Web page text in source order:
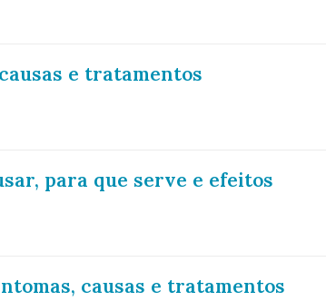
e tratamentos
para que serve e efeitos
causas e tratamentos